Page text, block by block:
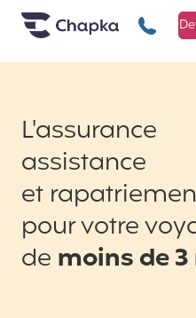
Chapka +33 1 74
L'assurance
assistance
et
pour votre
de moins de